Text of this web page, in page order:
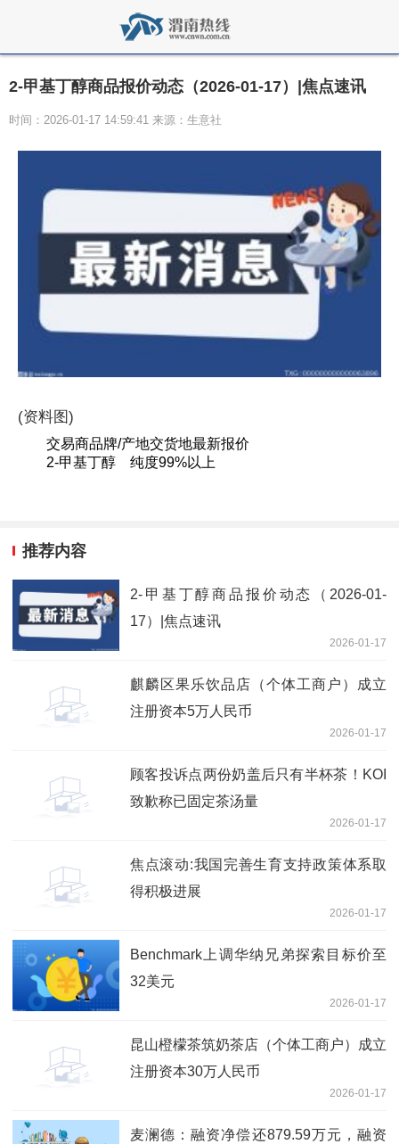
2-甲基丁醇商品报价动态（2026-01-17）|焦点速讯
时间：2026-01-17 14:59:41 来源：生意社
(资料图)
交易商品牌/产地交货地最新报价
2-甲基丁醇 纯度99%以上
推荐内容
2-甲基丁醇商品报价动态（2026-01-
17）|焦点速讯
2026-01-17
麒麟区果乐饮品店（个体工商户）成立
注册资本5万人民币
2026-01-17
顾客投诉点两份奶盖后只有半杯茶！KOI
致歉称已固定茶汤量
2026-01-17
焦点滚动:我国完善生育支持政策体系取
得积极进展
2026-01-17
Benchmark上调华纳兄弟探索目标价至
32美元
2026-01-17
昆山橙檬茶筑奶茶店（个体工商户）成立
注册资本30万人民币
2026-01-17
麦澜德：融资净偿还879.59万元，融资